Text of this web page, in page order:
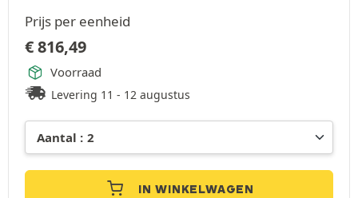
Prijs per eenheid
€816,49
Voorraad
Levering 11 - 12 augustus
IN WINKELWAGEN